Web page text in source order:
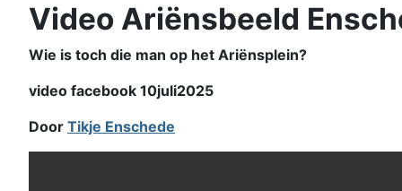
Video Ariënsbeeld
Wie is toch die man op het Ariënsplein?
video facebook 10juli2025
Door Tikje Enschede